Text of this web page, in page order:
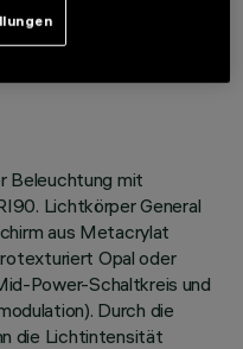
Beleuchtung mit
Lichtkörper General
aus Metacrylat
Opal oder
Power-Schaltkreis und
Durch die
die Lichtintensität